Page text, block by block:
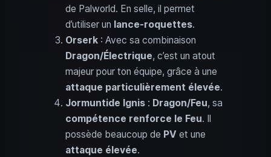
de Palworld. En selle, il permet
d’utiliser un lance-roquettes.
Orserk : Avec sa combinaison
Dragon/Électrique, c’est un atout
majeur pour ton équipe, grâce à une
attaque particulièrement élevée.
Jormuntide Ignis : Dragon/Feu, sa
compétence renforce le Feu. Il
possède beaucoup de PV et une
attaque élevée.